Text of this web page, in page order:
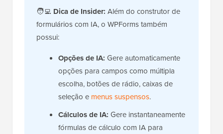
🧑‍💻 Dica de Insider: Além do construtor de
formulários com IA, o WPForms também
possui:
Opções de IA: Gere automaticamente
opções para campos como múltipla
escolha, botões de rádio, caixas de
seleção e menus suspensos.
Cálculos de IA: Gere instantaneamente
fórmulas de cálculo com IA para